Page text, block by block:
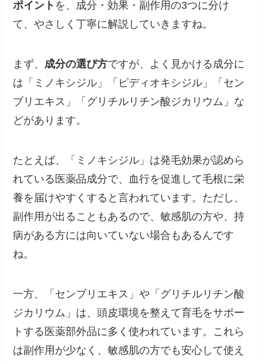
ポイント を、成分・効果・副作用の3つに分け
て、やさしく丁寧に解説していきますね。
まず、 成分の選び方ですが、よく見かける成分に
は「ミノキシジル」「ピディオキシジル」「セン
ブリエキス」「グリチルリチン酸ジカリウム」な
どがあります。
たとえば、「ミノキシジル」は発毛効果が認めら
れている医薬品成分で、血行を促進して毛根に栄
養を届けやすくすると言われています。ただし、
副作用が出ることもあるので、敏感肌の方や、持
病がある方には向いていない場合もあるんです
ね。
一方、「センブリエキス」や「グリチルリチン酸
ジカリウム」は、頭皮環境を整えて育毛をサポー
トする医薬部外品に多く使われています。これら
は副作用が少なく、敏感肌の方でも安心して使え